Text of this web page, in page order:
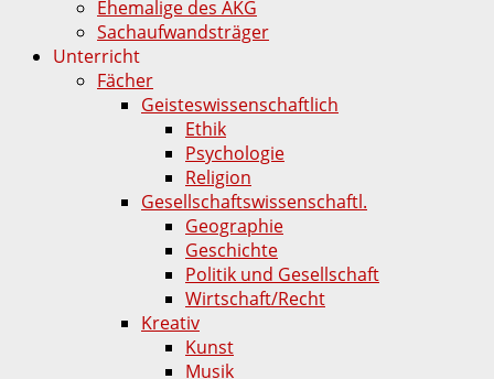
Ehemalige des AKG
Sachaufwandsträger
Unterricht
Fächer
Geisteswissenschaftlich
Ethik
Psychologie
Religion
Gesellschaftswissenschaftl.
Geographie
Geschichte
Politik und Gesellschaft
Wirtschaft/Recht
Kreativ
Kunst
Musik